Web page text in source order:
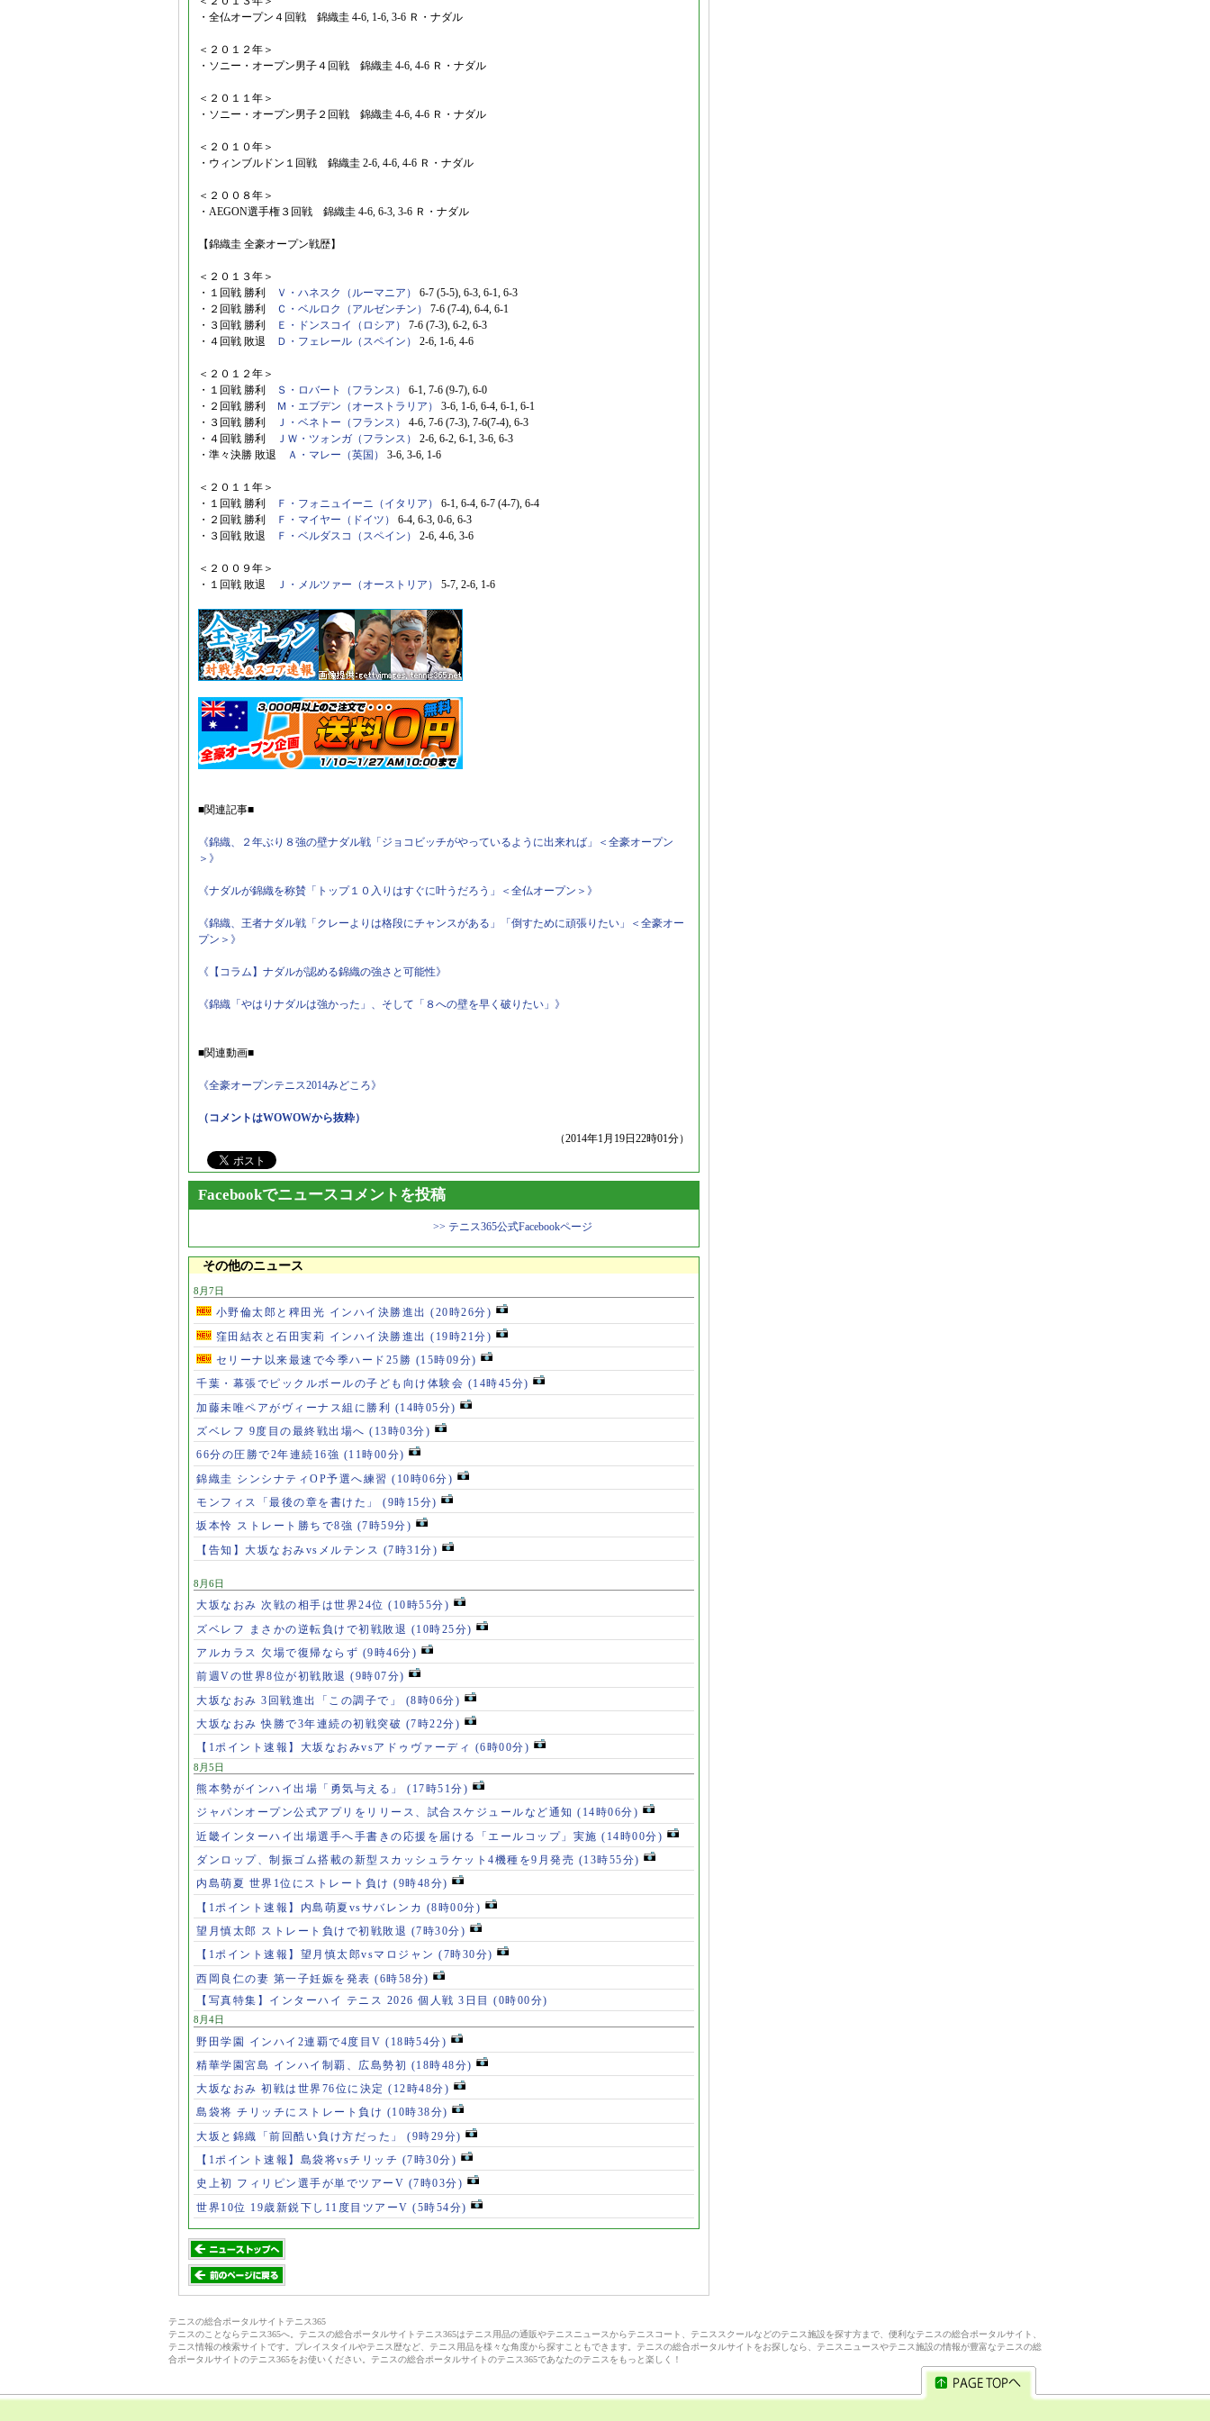
・全仏オープン４回戦 錦織圭 4-6, 1-6, 3-6 Ｒ・ナダル
＜２０１２年＞
・ソニー・オープン男子４回戦 錦織圭 4-6, 4-6 Ｒ・ナダル
＜２０１１年＞
・ソニー・オープン男子２回戦 錦織圭 4-6, 4-6 Ｒ・ナダル
＜２０１０年＞
・ウィンブルドン１回戦 錦織圭 2-6, 4-6, 4-6 Ｒ・ナダル
＜２００８年＞
・AEGON選手権３回戦 錦織圭 4-6, 6-3, 3-6 Ｒ・ナダル
【錦織圭 全豪オープン戦歴】
＜２０１３年＞
・１回戦 勝利
Ｖ・ハネスク（ルーマニア）
6-7 (5-5), 6-3, 6-1, 6-3
・２回戦 勝利
Ｃ・ベルロク（アルゼンチン）
7-6 (7-4), 6-4, 6-1
・３回戦 勝利
Ｅ・ドンスコイ（ロシア）
7-6 (7-3), 6-2, 6-3
・４回戦 敗退
Ｄ・フェレール（スペイン） 2-6, 1-6, 4-6
＜２０１２年＞
・１回戦 勝利
Ｓ・ロバート（フランス）
6-1, 7-6 (9-7), 6-0
・２回戦 勝利
Ｍ・エブデン（オーストラリア）
3-6, 1-6, 6-4, 6-1, 6-1
・３回戦 勝利
Ｊ・ベネトー（フランス）
4-6, 7-6 (7-3), 7-6(7-4), 6-3
・４回戦 勝利
ＪＷ・ツォンガ（フランス）
2-6, 6-2, 6-1, 3-6, 6-3
・準々決勝 敗退
Ａ・マレー（英国） 3-6, 3-6, 1-6
＜２０１１年＞
・１回戦 勝利
Ｆ・フォニュイーニ（イタリア）
6-1, 6-4, 6-7 (4-7), 6-4
・２回戦 勝利
Ｆ・マイヤー（ドイツ）
6-4, 6-3, 0-6, 6-3
・３回戦 敗退
Ｆ・ベルダスコ（スペイン） 2-6, 4-6, 3-6
＜２００９年＞
・１回戦 敗退
Ｊ・メルツァー（オーストリア） 5-7, 2-6, 1-6
■関連記事■
《錦織、２年ぶり８強の壁ナダル戦「ジョコビッチがやっているように出来れば」＜全豪オープン
＞》
《ナダルが錦織を称賛「トップ１０入りはすぐに叶うだろう」＜全仏オープン＞》
《錦織、王者ナダル戦「クレーよりは格段にチャンスがある」「倒すために頑張りたい」＜全豪オー
プン＞》
《【コラム】ナダルが認める錦織の強さと可能性》
《錦織「やはりナダルは強かった」、そして「８への壁を早く破りたい」》
■関連動画■
《全豪オープンテニス2014みどころ》
（コメントはWOWOWから抜粋）
（2014年1月19日22時01分）
Facebookでニュースコメントを投稿
>> テニス365公式Facebookページ
その他のニュース
8月7日
小野倫太郎と稗田光 インハイ決勝進出 (20時26分)
窪田結衣と石田実莉 インハイ決勝進出 (19時21分)
セリーナ以来最速で今季ハード25勝 (15時09分)
千葉・幕張でピックルボールの子ども向け体験会 (14時45分)
加藤未唯ペアがヴィーナス組に勝利 (14時05分)
ズベレフ 9度目の最終戦出場へ (13時03分)
66分の圧勝で2年連続16強 (11時00分)
錦織圭 シンシナティOP予選へ練習 (10時06分)
モンフィス「最後の章を書けた」 (9時15分)
坂本怜 ストレート勝ちで8強 (7時59分)
【告知】大坂なおみvsメルテンス (7時31分)
8月6日
大坂なおみ 次戦の相手は世界24位 (10時55分)
ズベレフ まさかの逆転負けで初戦敗退 (10時25分)
アルカラス 欠場で復帰ならず (9時46分)
前週Vの世界8位が初戦敗退 (9時07分)
大坂なおみ 3回戦進出「この調子で」 (8時06分)
大坂なおみ 快勝で3年連続の初戦突破 (7時22分)
【1ポイント速報】大坂なおみvsアドゥヴァーディ (6時00分)
8月5日
熊本勢がインハイ出場「勇気与える」 (17時51分)
ジャパンオープン公式アプリをリリース、試合スケジュールなど通知 (14時06分)
近畿インターハイ出場選手へ手書きの応援を届ける「エールコップ」実施 (14時00分)
ダンロップ、制振ゴム搭載の新型スカッシュラケット4機種を9月発売 (13時55分)
内島萌夏 世界1位にストレート負け (9時48分)
【1ポイント速報】内島萌夏vsサバレンカ (8時00分)
望月慎太郎 ストレート負けで初戦敗退 (7時30分)
【1ポイント速報】望月慎太郎vsマロジャン (7時30分)
西岡良仁の妻 第一子妊娠を発表 (6時58分)
【写真特集】インターハイ テニス 2026 個人戦 3日目 (0時00分)
8月4日
野田学園 インハイ2連覇で4度目V (18時54分)
精華学園宮島 インハイ制覇、広島勢初 (18時48分)
大坂なおみ 初戦は世界76位に決定 (12時48分)
島袋将 チリッチにストレート負け (10時38分)
大坂と錦織「前回酷い負け方だった」 (9時29分)
【1ポイント速報】島袋将vsチリッチ (7時30分)
史上初 フィリピン選手が単でツアーV (7時03分)
世界10位 19歳新鋭下し11度目ツアーV (5時54分)
テニスの総合ポータルサイトテニス365
テニスのことならテニス365へ。テニスの総合ポータルサイトテニス365はテニス用品の通販やテニスニュースからテニスコート、テニススクールなどのテニス施設を探す方まで、便利なテニスの総合ポータルサイト、
テニス情報の検索サイトです。プレイスタイルやテニス歴など、テニス用品を様々な角度から探すこともできます。テニスの総合ポータルサイトをお探しなら、テニスニュースやテニス施設の情報が豊富なテニスの総
合ポータルサイトのテニス365をお使いください。テニスの総合ポータルサイトのテニス365であなたのテニスをもっと楽しく！